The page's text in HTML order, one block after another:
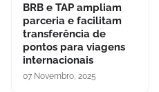
BRB e TAP ampliam
parceria e facilitam
transferência de
pontos para viagens
internacionais
07 Novembro, 2025